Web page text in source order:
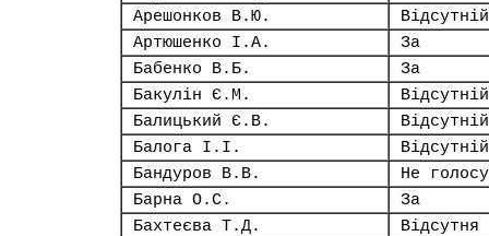
Арешонков В.Ю.
Відсутній
Артюшенко І.А.
За
Бабенко В.Б.
За
Бакулін Є.М.
Відсутній
Балицький Є.В.
Відсутній
Балога І.І.
Відсутній
Бандуров В.В.
Не
Барна О.С.
За
Бахтеєва Т.Д.
Відсутня